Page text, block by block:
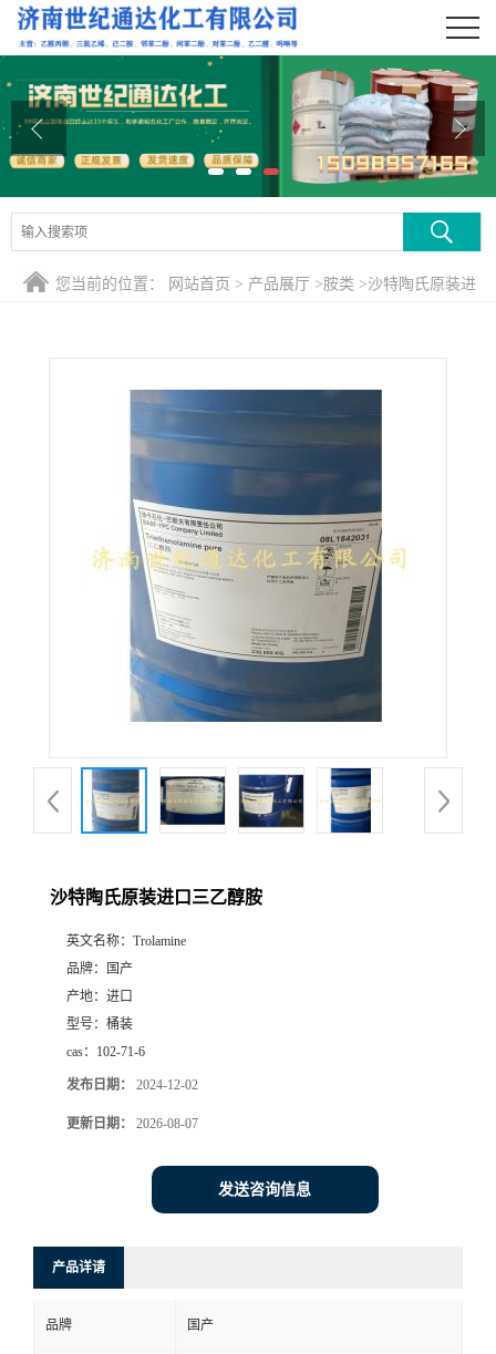
公司首页
公司介绍
产品展厅
证书荣誉
您当前的位置： 网站首页 > 产品展厅 >胺类 >沙特陶氏原装进
沙特陶氏原装进口三乙醇胺
英文名称： Trolamine
品牌：
国产
产地： 进口
型号： 桶装
cas： 102-71-6
发布日期： 2024-12-02
更新日期： 2026-08-07
发送咨询信息
产品详请
品牌 国产